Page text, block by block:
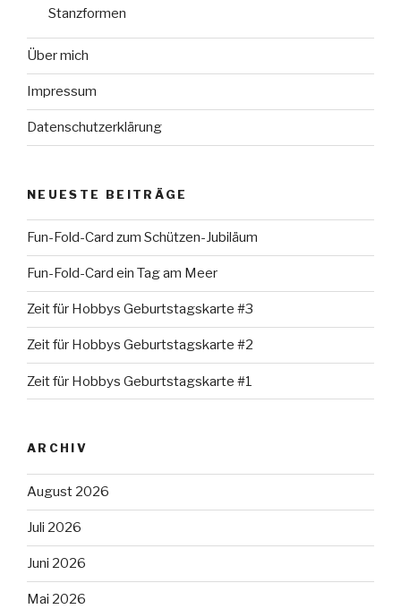
Stanzformen
Über mich
Impressum
Datenschutzerklärung
NEUESTE BEITRÄGE
Fun-Fold-Card zum Schützen-Jubiläum
Fun-Fold-Card ein Tag am Meer
Zeit für Hobbys Geburtstagskarte #3
Zeit für Hobbys Geburtstagskarte #2
Zeit für Hobbys Geburtstagskarte #1
ARCHIV
August 2026
Juli 2026
Juni 2026
Mai 2026